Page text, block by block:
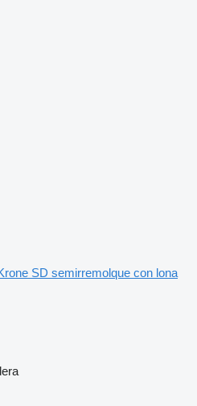
SD semirremolque con lona